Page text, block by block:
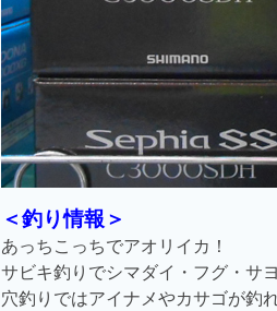
＜釣り情報＞
あっちこっちでアオリイカ！
サビキ釣りでシマダイ・フグ・サ
穴釣りではアイナメやカサゴが釣